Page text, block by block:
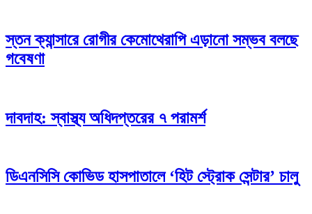
স্তন ক্যান্সারে রোগীর কেমোথেরাপি এড়ানো সম্ভব বলছে
গবেষণা
দাবদাহ: স্বাস্থ্য অধিদপ্তরের ৭ পরামর্শ
ডিএনসিসি কোভিড হাসপাতালে ‘হিট স্ট্রোক সেন্টার’ চালু